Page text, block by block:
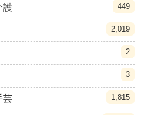
護 449
2,019
2
3
芸 1,815